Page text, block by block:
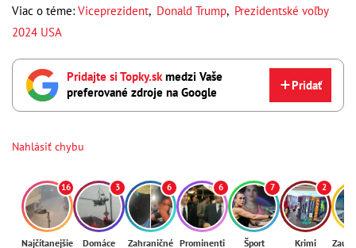
Viac o téme: Viceprezident, Donald Trump, Prezidentské voľby
2024 USA
Pridajte si Topky.skmedzi Vaše
preferované zdroje na Google
Pridať
Nahlásiť chybu
16
Najčítanejšie
3
Domáce
6
Zahraničné
6
Prominenti
7
Šport
2
Krimi